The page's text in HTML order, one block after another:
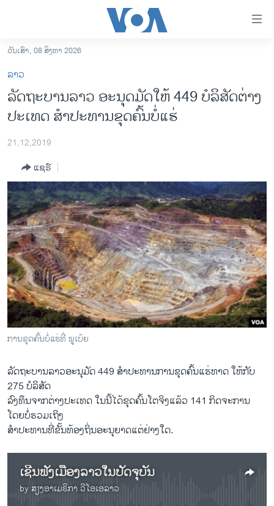
ເຂົ້າ
ຫາ
ຂ້າມ
ຂ້າມ
ຂ້າມ
ຫາ
ລາວ
ອາເມຣິກາ
ການເລືອກຕັ້ງ ປະທານາທີບໍດີ ສະຫະລັດ 2024
ຂ່າວ​ຈີນ
ໂລກ
ເອເຊຍ
ອິດສະຫຼະພາບດ້ານການຂ່າວ
ຊີວິດຊາວລາວ
ຊຸມຊົນຊາວລາວ
ວິທະຍາສາດ-ເທັກໂນໂລຈີ
ທຸລະກິດ
ພາສາອັງກິດ
ວີດີໂອ
ສຽງ
ລາຍການກະຈາຍສຽງ
ລາຍງານ
ຕິດຕາມພວກເຮົາ ທີ່
ພາສາຕ່າງໆ
ວັນເສົາ, 08 ສິງຫາ 2026
ລາວ
ລັດ​ຖະ​ບານ​ລາວ ອະ​ນຸດ​ມັດ​ໃຫ້ 449 ບໍ​ລິ​ສັດ​​ຕ່າງ​
ປະ​ເທດ ສຳ​ປະ​ທານ​​ຂຸດ​ຄົ້ນ​ບໍ່​ແຮ່
21,12,2019
ແຊຣ໌
ການ​ຂຸດ​ຄົ້ນ​ບໍ່​ແຮ່​ທີ່ ພ​ູ​ເບ້ຍ
ລັດ​ຖະ​ບານ​ລາວ​ອະ​ນຸ​ມັດ 449 ສຳ​ປະ​ທານ​ການ​ຂຸດ​ຄົ້ນ​ແຮ່​ທາດ ໃຫ້​ກັບ
275 ບໍ​ລິ​ສັດ
​ລົງ​ທຶນ​ຈາກ​ຕ່າງ​ປະ​ເທດ ໃນ​ນີ້​ໄດ້​ຂຸດ​ຄົ້ນ​ໂຕ​ຈິງ​ແລ້ວ 141 ກິດ​ຈະ​ການ
ໂດຍ​ບໍ່​ຮວມ​ເຖິງ
​ສຳ​ປະ​ທານ​ທີ່​ຂັ້ນ​ທ້ອງ​ຖິ່ນ​ອະ​ນຸ​ຍາດ​ແຕ່​ຢ່າງ​ໃດ.
ເຊີນ​ຟັງ​ເມືອງ​ລາວ​ໃນ​ປັດ​ຈຸ​ບັນ
by ສຽງອາເມຣິກາ ວີໂອເອລາວ
No media source currently available